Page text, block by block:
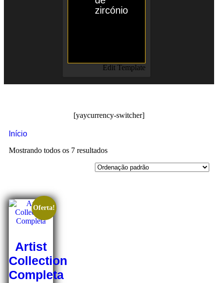
zircónio
Edit Template
[yaycurrency-switcher]
Início
Mostrando todos os 7 resultados
Oferta!
Artist
Collection
Completa